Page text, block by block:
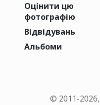
Оцінити цю
фотографію
Відвідувань
Альбоми
© 2011-2026,